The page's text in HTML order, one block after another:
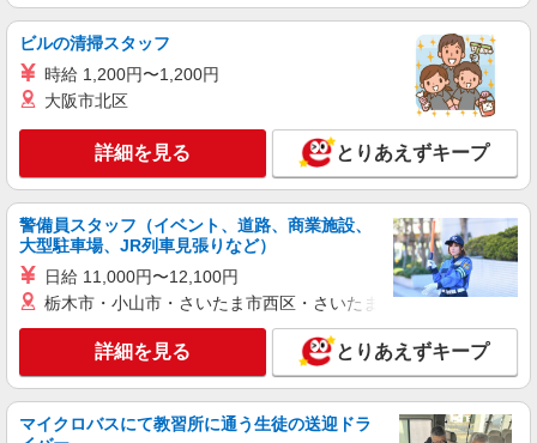
キープ 詳細を見る
パート
調剤薬局（東京都板橋区）【アイデムエージェント薬剤師】
（JOB067116）
薬剤師（職業紹介）
■正社員 年収400〜550万円 月給250,000円〜
380,000円 ※賞与実績年2回（計4.0か月分） 時間
外手当別途支給、住宅手当、通勤手当 ■パート 時
給2000円以上 ※週30時間以上、ラスト迄出来る
方・土曜出来る方優遇
東京都板橋区（調剤薬局）
キープ 詳細を見る
調剤薬局（東京都板橋区）【アイデムエージェント薬剤師】
薬剤師（職業紹介）
■正社員 年収500万円〜550万円 ※経験考慮
ビルの清掃スタッフ
時給 1,200円〜1,200円
大阪市北区
詳細を見る とりあえずキープ
警備員スタッフ（イベント、道路、商業施設、
大型駐車場、JR列車見張りなど）
日給 11,000円〜12,100円
栃木市・小山市・さいたま市西区・さいたま市岩槻区・久喜市・
詳細を見る とりあえずキープ
マイクロバスにて教習所に通う生徒の送迎ドラ